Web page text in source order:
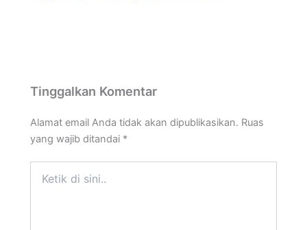
Tinggalkan Komentar
Alamat email Anda tidak akan dipublikasikan. Ruas
yang wajib ditandai *